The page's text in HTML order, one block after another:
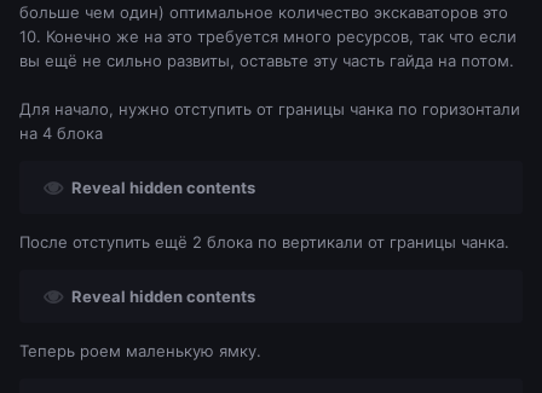
больше чем один) оптимальное количество экскаваторов это
10. Конечно же на это требуется много ресурсов, так что если
вы ещё не сильно развиты, оставьте эту часть гайда на потом.
Для начало, нужно отступить от границы чанка по горизонтали
на 4 блока
Reveal hidden contents
После отступить ещё 2 блока по вертикали от границы чанка.
Reveal hidden contents
Теперь роем маленькую ямку.